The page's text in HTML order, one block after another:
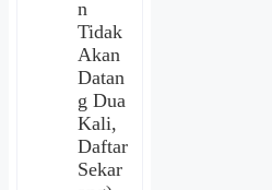
n
Tidak
Akan
Datan
g Dua
Kali,
Daftar
Sekar